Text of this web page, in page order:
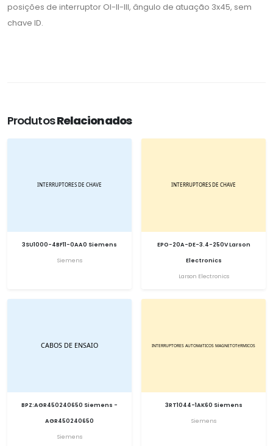
posições de interruptor OI-II-III, ângulo de atuação 3x45, sem
chave ID.
ProdutosRelacionados
3SU1000-4BF11-0AA0 Siemens
Siemens
EPO-20A-DE-3.4-250V Larson
Electronics
Larson Electronics
BPZ:AGR450240650 Siemens -
AGR450240650
Siemens
3RT1044-1AK60 Siemens
Siemens